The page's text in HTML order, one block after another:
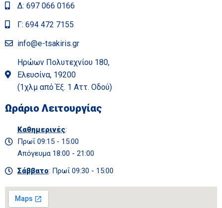
Δ: 697 066 0166
Γ: 694 472 7155
info@e-tsakiris.gr
Ηρώων Πολυτεχνίου 180,
Ελευσίνα, 19200
(1χλμ από Έξ. 1 Αττ. Οδού)
Ωράριο Λειτουργίας
Καθημερινές:
Πρωΐ 09:15 - 15:00
Απόγευμα 18:00 - 21:00
Σάββατο: Πρωΐ 09:30 - 15:00